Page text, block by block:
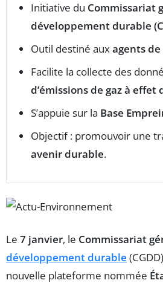
Initiative du Commissariat
développement durable
Outil destiné auxagents
Facilite la collecte des
d’émissions de gaz à effet
S’appuie sur la Base
Objectif : promouvoir une
avenir durable.
Le 7 janvier, le Commissariat
développement durable
nouvelle plateforme nommée